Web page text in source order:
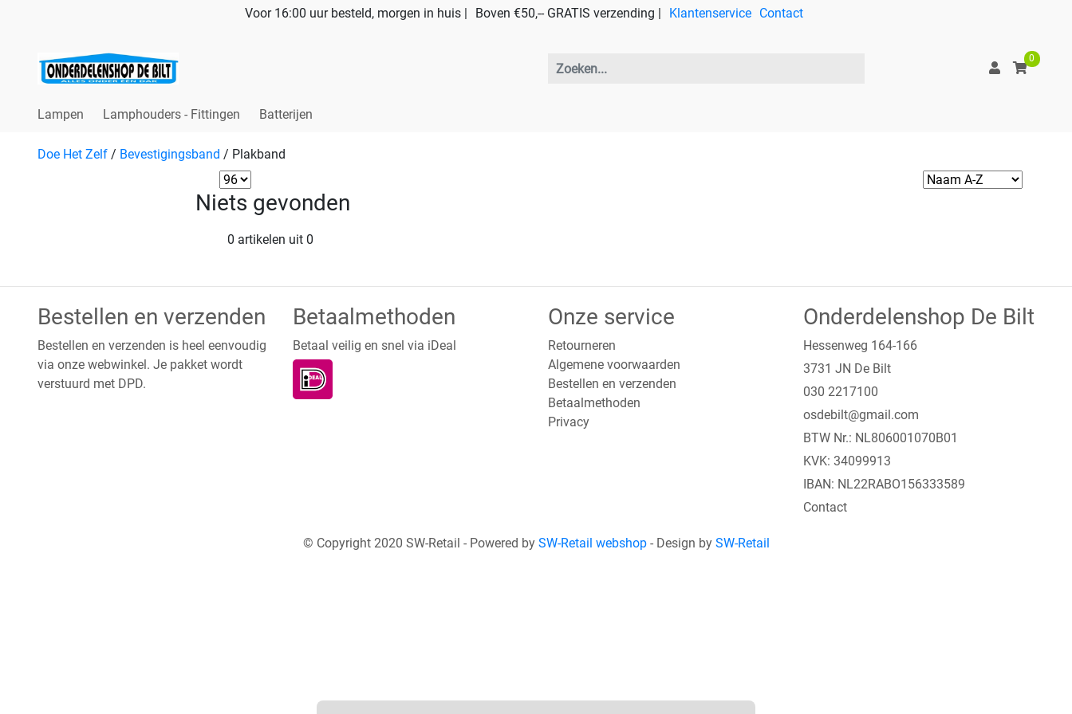
Voor 16:00 uur besteld, morgen in huis | Boven €50,-- GRATIS verzending | Klantenservice Contact
0
Lampen Lamphouders - Fittingen Batterijen
Doe Het Zelf / Bevestigingsband / Plakband
Niets gevonden
0 artikelen uit 0
Bestellen en verzenden
Bestellen en verzenden is heel eenvoudig
via onze webwinkel. Je pakket wordt
verstuurd met DPD.
Betaalmethoden
Betaal veilig en snel via iDeal
Onze service
Retourneren
Algemene voorwaarden
Bestellen en verzenden
Betaalmethoden
Privacy
Onderdelenshop De Bilt
Hessenweg 164-166
3731 JN De Bilt
030 2217100
osdebilt@gmail.com
BTW Nr.: NL806001070B01
KVK: 34099913
IBAN: NL22RABO156333589
Contact
© Copyright 2020 SW-Retail - Powered by SW-Retail webshop- Design by SW-Retail